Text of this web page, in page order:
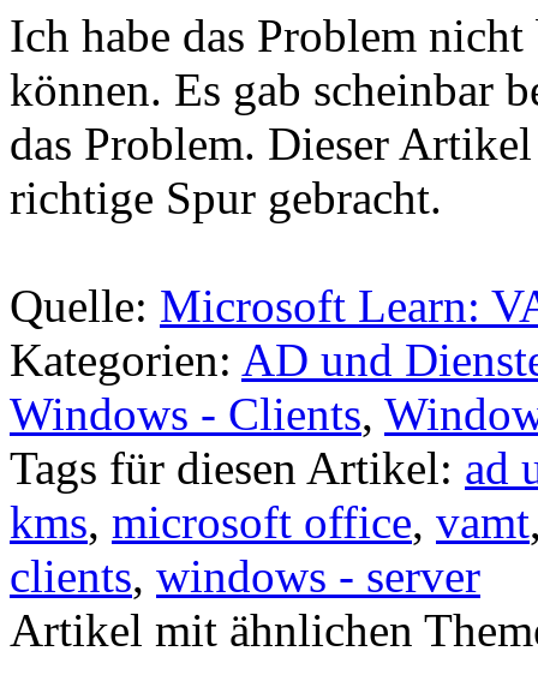
Ich habe das Problem
können. Es gab scheinbar
das Problem. Dieser
richtige Spur gebracht.
Quelle: Microsoft Learn:
Kategorien: AD und
Windows - Clients,
Tags für diesen Artikel: ad
kms, microsoft office, vamt
clients, windows - server
Artikel mit ähnlichen